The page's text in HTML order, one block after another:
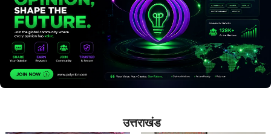
उत्तराखंड